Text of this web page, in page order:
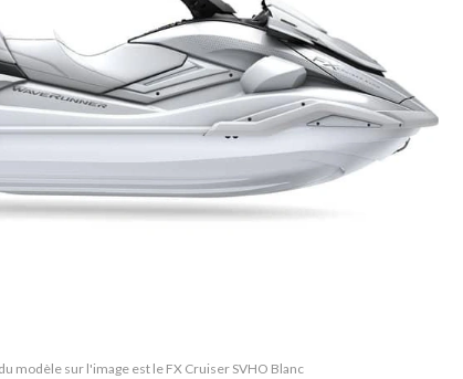
modèle sur l'image est le FX Cruiser SVHO Blanc